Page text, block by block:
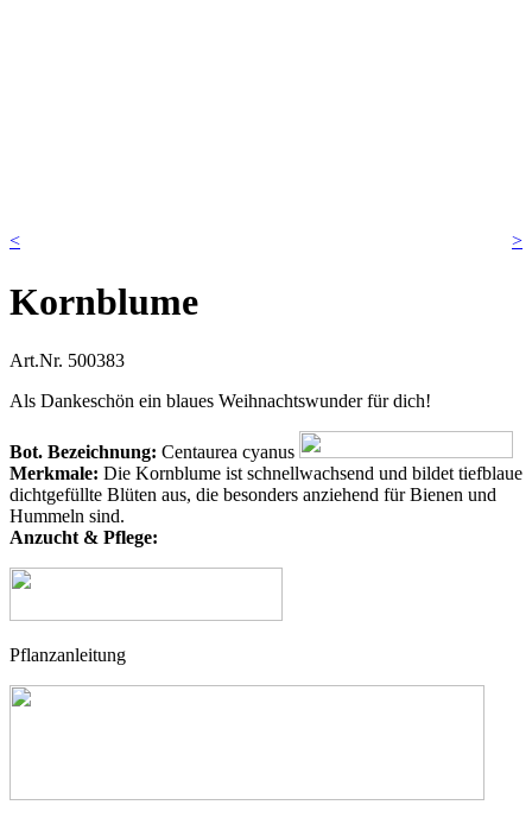
< >
Kornblume
Art.Nr. 500383
Als Dankeschön ein blaues Weihnachtswunder für dich!
Bot. Bezeichnung: Centaurea cyanus
Merkmale: Die Kornblume ist schnellwachsend und bildet tiefblaue
dichtgefüllte Blüten aus, die besonders anziehend für Bienen und
Hummeln sind.
Anzucht & Pflege:
Pflanzanleitung